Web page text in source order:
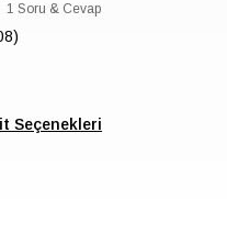
1 Soru & Cevap